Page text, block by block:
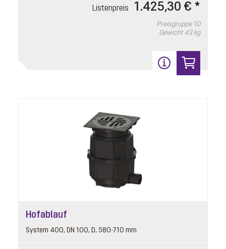
Listenpreis 1.425,30 € *
Preisgruppe 10
Gewicht 43 kg
Hofablauf
System 400, DN 100, D, 580-710 mm